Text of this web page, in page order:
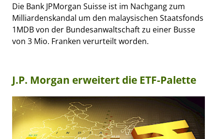
Die Bank JPMorgan Suisse ist im Nachgang zum
Milliardenskandal um den malaysischen Staatsfonds
1MDB von der Bundesanwaltschaft zu einer Busse
von 3 Mio. Franken verurteilt worden.
J.P. Morgan erweitert die ETF-Palette